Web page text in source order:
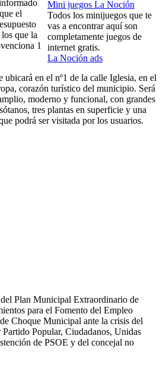
Mini juegos La Noción
Todos los minijuegos que te
vas a encontrar aquí son
completamente juegos de
internet gratis.
La Noción ads
el
que la
1
en el nº1 de la calle Iglesia, en el
corazón turístico del municipio. Será
moderno y funcional, con grandes
tres plantas en superficie y una
podrá ser visitada por los usuarios.
Plan Municipal Extraordinario de
para el Fomento del Empleo
Choque Municipal ante la crisis del
Popular, Ciudadanos, Unidas
de PSOE y del concejal no